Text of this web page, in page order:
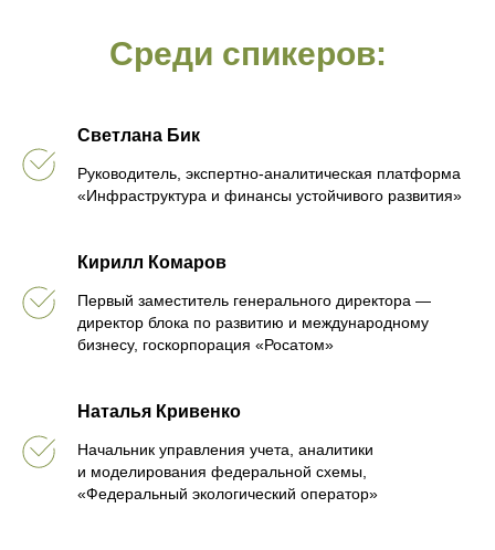
Среди спикеров:
Светлана Бик
Руководитель, экспертно-аналитическая платформа
«Инфраструктура и финансы устойчивого развития»
Кирилл Комаров
Первый заместитель генерального директора —
директор блока по развитию и международному
бизнесу, госкорпорация «Росатом»
Наталья Кривенко
Начальник управления учета, аналитики
и моделирования федеральной схемы,
«Федеральный экологический оператор»